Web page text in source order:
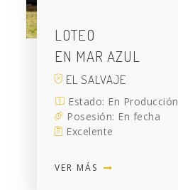
LOTEO
EN MAR AZUL
EL SALVAJE
Estado: En Producción
Posesión: En fecha
Excelente
VER MÁS